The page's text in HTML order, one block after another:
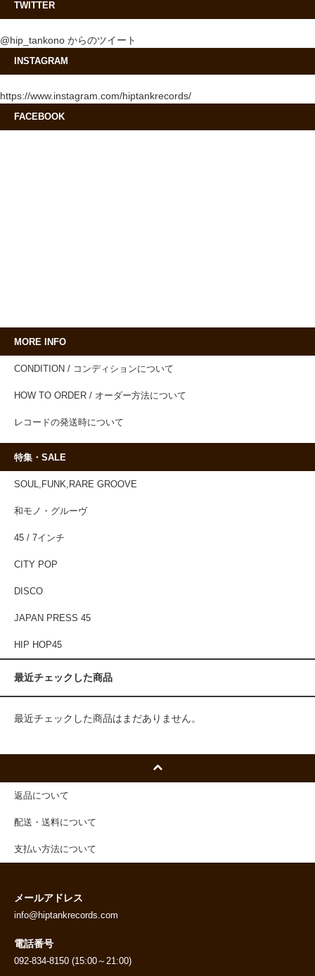
TWITTER
@hip_tankono からのツイート
INSTAGRAM
https://www.instagram.com/hiptankrecords/
FACEBOOK
MORE INFO
CONDITION / コンディションについて
HOW TO ORDER / オーダー方法について
レコードの発送時について
特集・SALE
SOUL,FUNK,RARE GROOVE
和モノ・グルーヴ
45 / 7インチ
CITY POP
DISCO
JAPAN PRESS 45
HIP HOP45
最近チェックした商品
最近チェックした商品はまだありません。
返品について
配送・送料について
支払い方法について
メールアドレス
info@hiptankrecords.com
電話番号
092-834-8150 (15:00～21:00)